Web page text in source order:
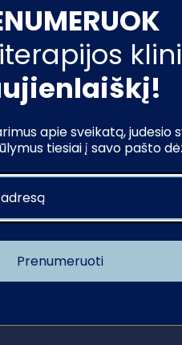
treneriai: kineziterapeutai ir
darbą. Abonemento galiojimo
TRX diržai, svareliai, gumos
apie sveikatą, judesio
tiesiai į savo pašto
Prenumeruoti